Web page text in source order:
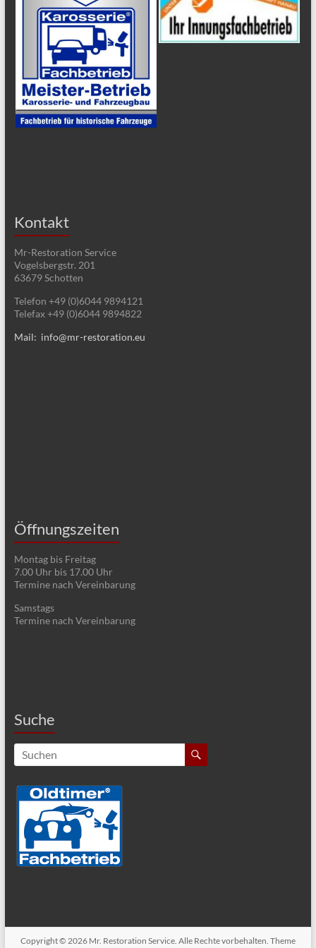
Kontakt
Mr-Restoration Service
Vogelsbergstr. 201
63679 Schotten
Telefon +49 (0)6044 9894121
Telefax +49 (0)6044 9894822
Mail: info@mr-restoration.eu
Öffnungszeiten
Montag bis Freitag
7.00 Uhr bis 17.00 Uhr
Termine nach Vereinbarung
Samstags
Termine nach Vereinbarung
Suche
Copyright © 2026 Mr. Restoration Service. Alle Rechte vorbehalten. Theme